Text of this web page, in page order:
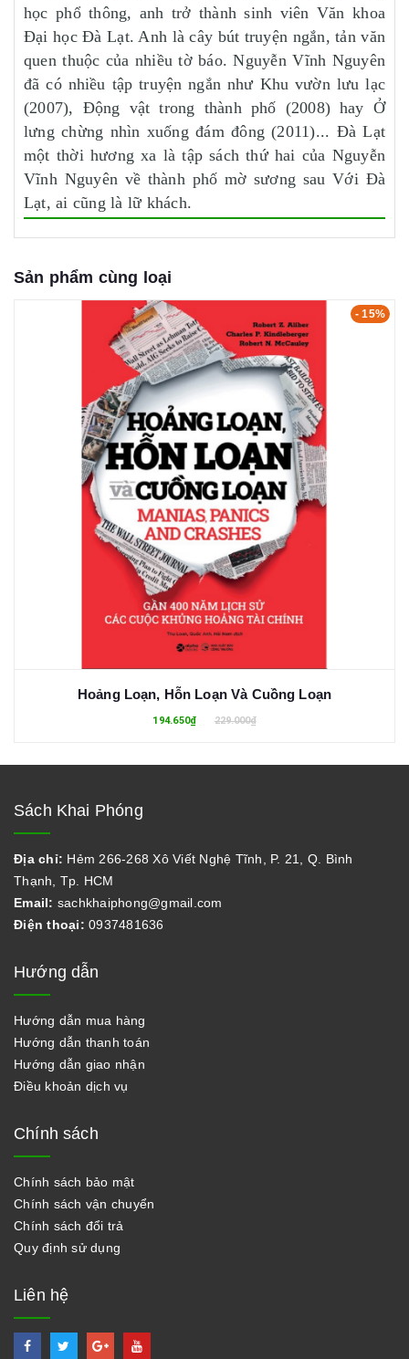
học phổ thông, anh trở thành sinh viên Văn khoa
Đại học Đà Lạt. Anh là cây bút truyện ngắn, tản văn
quen thuộc của nhiều tờ báo. Nguyễn Vĩnh Nguyên
đã có nhiều tập truyện ngắn như Khu vườn lưu lạc
(2007), Động vật trong thành phố (2008) hay Ở
lưng chừng nhìn xuống đám đông (2011)... Đà Lạt
một thời hương xa là tập sách thứ hai của Nguyễn
Vĩnh Nguyên về thành phố mờ sương sau Với Đà
Lạt, ai cũng là lữ khách.
Sản phẩm cùng loại
- 15%
Hoảng Loạn, Hỗn Loạn Và Cuồng Loạn
194.650₫ 229.000₫
Sách Khai Phóng
Địa chỉ: Hẻm 266-268 Xô Viết Nghệ Tĩnh, P. 21, Q. Bình
Thạnh, Tp. HCM
Email: sachkhaiphong@gmail.com
Điện thoại: 0937481636
Hướng dẫn
Hướng dẫn mua hàng
Hướng dẫn thanh toán
Hướng dẫn giao nhận
Điều khoản dịch vụ
Chính sách
Chính sách bảo mật
Chính sách vận chuyển
Chính sách đổi trả
Quy định sử dụng
Liên hệ